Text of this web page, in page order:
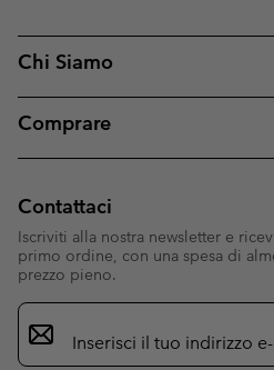
Chi Siamo
Comprare
Contattaci
Iscriviti alla nostra newsletter e
primo ordine, con una spesa di
prezzo pieno.
Iscrizione
e-
mail